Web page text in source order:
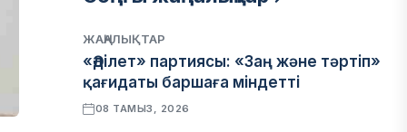
ЖАҢАЛЫҚТАР
«Әділет» партиясы: «Заң және тәртіп»
қағидаты баршаға міндетті
08 ТАМЫЗ, 2026